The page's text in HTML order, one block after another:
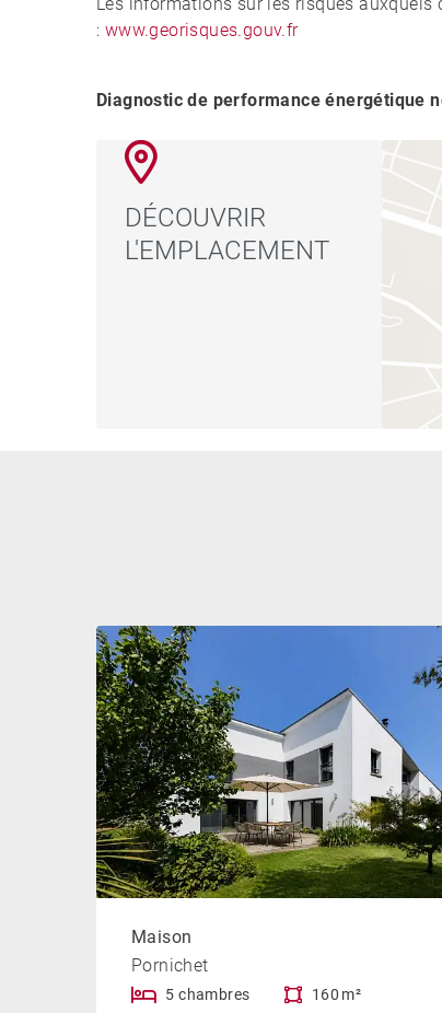
: www.georisques.gouv.fr
Diagnostic de performance énergétique
DÉCOUVRIR
L'EMPLACEMENT
Maison
Pornichet
5 chambres 160 m²